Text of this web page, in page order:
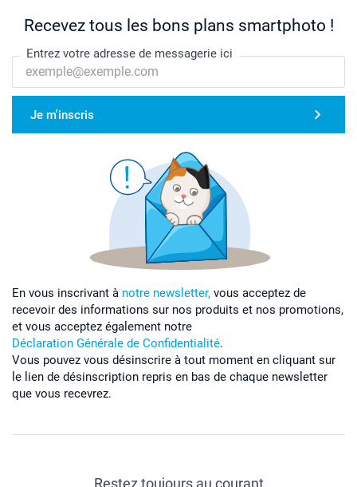
Recevez tous les bons plans smartphoto !
Entrez votre adresse de messagerie ici
Je m'inscris
En vous inscrivant à notre newsletter, vous acceptez de
recevoir des informations sur nos produits et nos promotions,
et vous acceptez également notre
Déclaration Générale de Confidentialité.
Vous pouvez vous désinscrire à tout moment en cliquant sur
le lien de désinscription repris en bas de chaque newsletter
que vous recevrez.
Restez toujours au courant